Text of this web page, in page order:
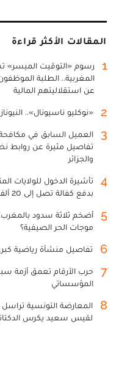
المقالات الأكثر قراءة
1
رسوم «التوقيت الميسر»
المغربية.. الطلبة
عن استقلاليتهم المالية
2 «نوكليو ناسيونال»..
3
العميل السابق في
تفاصيل مثيرة عن روابط
والجزائر
4
بدفع كفالة تصل إلى 20 ألف دولار
5
أضخم ثلاثة سدود
موجات الحر الصيفية؟
6 تفاصيل منشأة رياضية كبرى
7
حرب الأرقام تعمق أزمة
المؤسساتي
8
المعارضة التونسية
لقيس سعيد يكرس